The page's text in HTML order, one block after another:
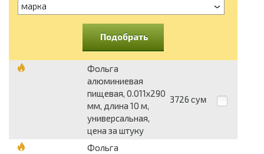
марка
Подобрать
Фольга
алюминиевая
пищевая, 0.011х290
мм, длина 10 м,
универсальная,
цена за штуку
3726 сум
Фольга